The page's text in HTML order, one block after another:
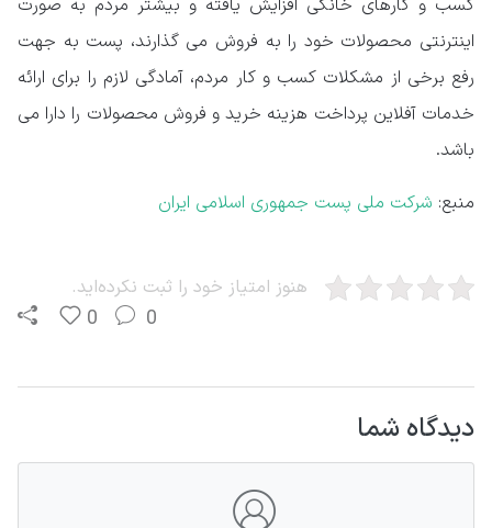
کسب و کارهای خانگی افزایش یافته و بیشتر مردم به صورت
اینترنتی محصولات خود را به فروش می گذارند، پست به جهت
رفع برخی از مشکلات کسب و کار مردم، آمادگی لازم را برای ارائه
خدمات آفلاین پرداخت هزینه خرید و فروش محصولات را دارا می
باشد.
منبع: شرکت ملی پست جمهوری اسلامی ایران
هنوز امتیاز خود را ثبت نکرده‌اید.
0 0
دیدگاه شما